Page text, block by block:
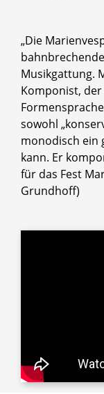
„Die
Musikgattung.
Komponist,
sowohl
monodisch ein
kann. Er
für das Fest
Grundhoff)